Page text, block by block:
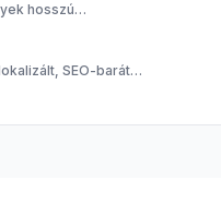
hosszú
SEO-barát